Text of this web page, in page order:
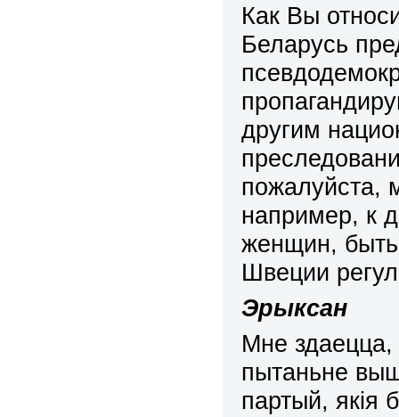
Как Вы
Беларусь
другим
пожалуйста,
например, к
женщин,
Швеции
Эрыксан
Мне
пытаньне
партый, якія